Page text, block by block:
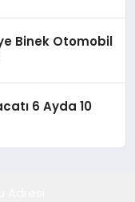
Binek Otomobil
6 Ayda 10